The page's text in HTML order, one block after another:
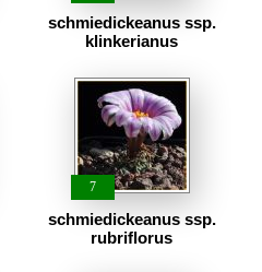
schmiedickeanus ssp.
klinkerianus
7
schmiedickeanus ssp.
rubriflorus